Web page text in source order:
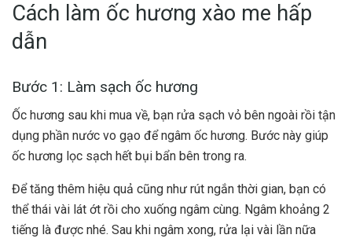
Cách làm ốc hương xào me hấp
dẫn
Bước 1: Làm sạch ốc hương
Ốc hương sau khi mua về, bạn rửa sạch vỏ bên ngoài rồi tận
dụng phần nước vo gạo để ngâm ốc hương. Bước này giúp
ốc hương lọc sạch hết bụi bẩn bên trong ra.
Để tăng thêm hiệu quả cũng như rút ngắn thời gian, bạn có
thể thái vài lát ớt rồi cho xuống ngâm cùng. Ngâm khoảng 2
tiếng là được nhé. Sau khi ngâm xong, rửa lại vài lần nữa